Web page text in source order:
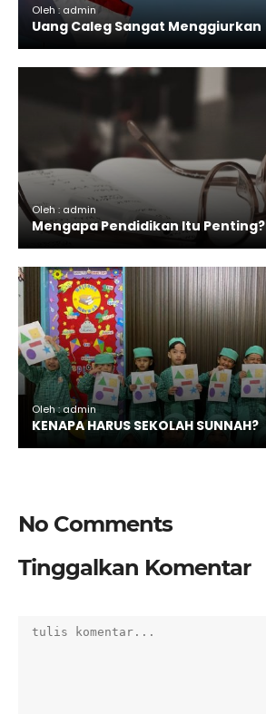
Oleh : admin
Uang Caleg Sangat Menggiurkan
Oleh : admin
Mengapa Pendidikan Itu Penting?
Oleh : admin
KENAPA HARUS SEKOLAH SUNNAH?
No Comments
Tinggalkan Komentar